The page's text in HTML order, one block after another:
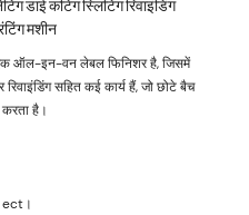
मशीन
ऑल-इन-वन लेबल फिनिशर है, जिसमें
रिवाइंडिंग सहित कई कार्य हैं, जो छोटे बैच
है।
ect।